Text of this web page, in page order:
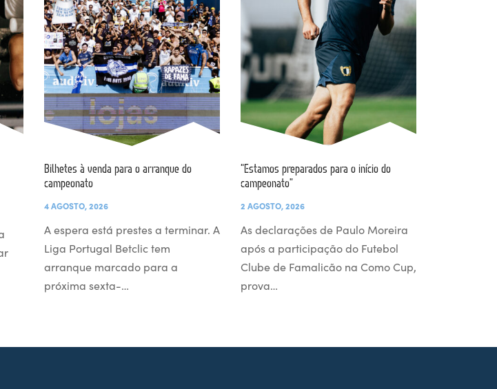
Bilhetes à venda para o arranque do
campeonato
4 AGOSTO, 2026
A espera está prestes a terminar. A
Liga Portugal Betclic tem
arranque marcado para a
próxima sexta-…
“Estamos preparados para o início do
campeonato”
2 AGOSTO, 2026
As declarações de Paulo Moreira
após a participação do Futebol
Clube de Famalicão na Como Cup,
prova…